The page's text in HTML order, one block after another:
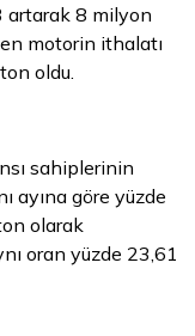
artarak 8 milyon
motorin ithalatı
oldu.
sahiplerinin
ayına göre yüzde
olarak
oran yüzde 23,61